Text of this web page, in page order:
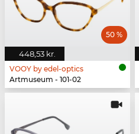
448,53 kr.
50 %
VOOY by edel-optics
Artmuseum - 101-02